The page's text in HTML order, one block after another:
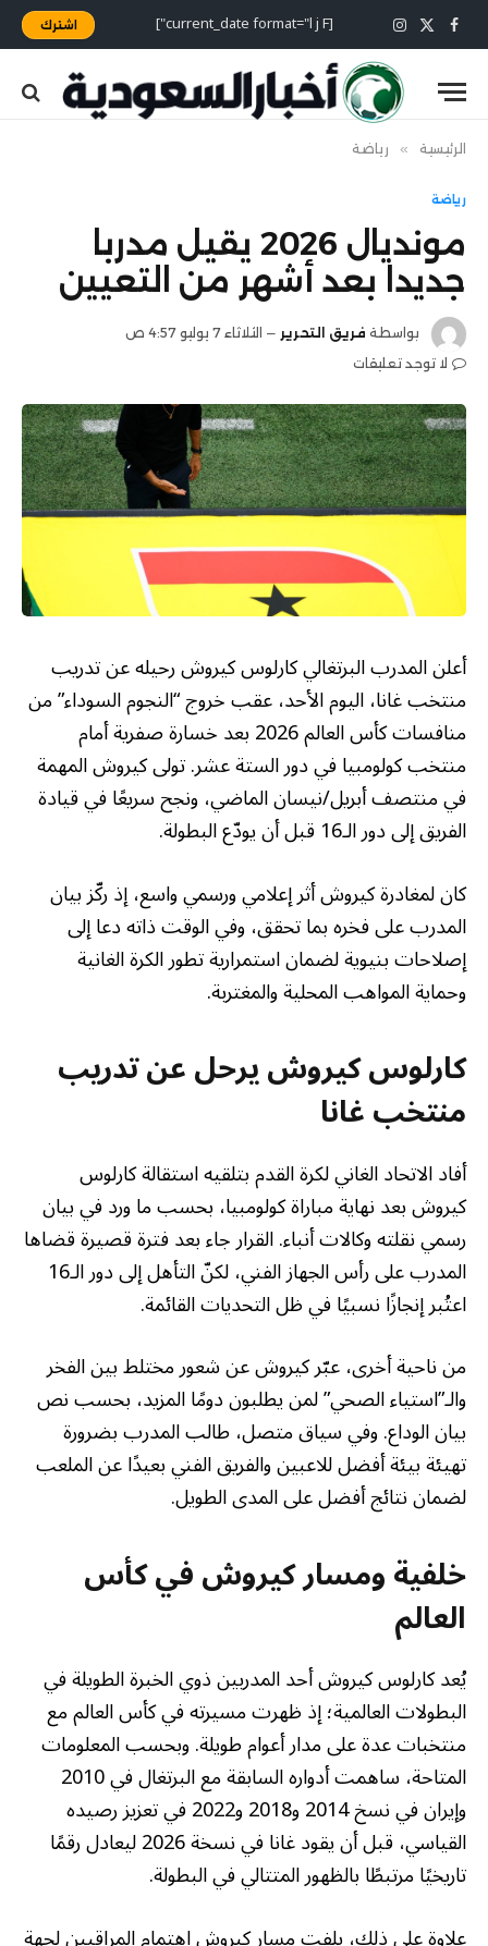
فيسبوك
X
(Twitter)
الانستغرام [current_date format="l j F"] اشترك
الرئيسية » رياضة
رياضة
مونديال 2026 يقيل مدربا
جديدا بعد أشهر من التعيين
بواسطة فريق التحرير
الثلاثاء 7 يوليو 4:57 ص
لا توجد تعليقات
أعلن المدرب البرتغالي كارلوس كيروش رحيله عن تدريب
منتخب غانا، اليوم الأحد، عقب خروج “النجوم السوداء” من
منافسات كأس العالم 2026 بعد خسارة صفرية أمام
منتخب كولومبيا في دور الستة عشر. تولى كيروش المهمة
في منتصف أبريل/نيسان الماضي، ونجح سريعًا في قيادة
الفريق إلى دور الـ16 قبل أن يودّع البطولة.
كان لمغادرة كيروش أثر إعلامي ورسمي واسع، إذ ركّز بيان
المدرب على فخره بما تحقق، وفي الوقت ذاته دعا إلى
إصلاحات بنيوية لضمان استمرارية تطور الكرة الغانية
وحماية المواهب المحلية والمغتربة.
كارلوس كيروش يرحل عن تدريب
منتخب غانا
أفاد الاتحاد الغاني لكرة القدم بتلقيه استقالة كارلوس
كيروش بعد نهاية مباراة كولومبيا، بحسب ما ورد في بيان
رسمي نقلته وكالات أنباء. القرار جاء بعد فترة قصيرة قضاها
المدرب على رأس الجهاز الفني، لكنّ التأهل إلى دور الـ16
اعتُبر إنجازًا نسبيًا في ظل التحديات القائمة.
من ناحية أخرى، عبّر كيروش عن شعور مختلط بين الفخر
والـ”استياء الصحي” لمن يطلبون دومًا المزيد، بحسب نص
بيان الوداع. وفي سياق متصل، طالب المدرب بضرورة
تهيئة بيئة أفضل للاعبين والفريق الفني بعيدًا عن الملعب
لضمان نتائج أفضل على المدى الطويل.
خلفية ومسار كيروش في كأس
العالم
يُعد كارلوس كيروش أحد المدربين ذوي الخبرة الطويلة في
البطولات العالمية؛ إذ ظهرت مسيرته في كأس العالم مع
منتخبات عدة على مدار أعوام طويلة. وبحسب المعلومات
المتاحة، ساهمت أدواره السابقة مع البرتغال في 2010
وإيران في نسخ 2014 و2018 و2022 في تعزيز رصيده
القياسي، قبل أن يقود غانا في نسخة 2026 ليعادل رقمًا
تاريخيًا مرتبطًا بالظهور المتتالي في البطولة.